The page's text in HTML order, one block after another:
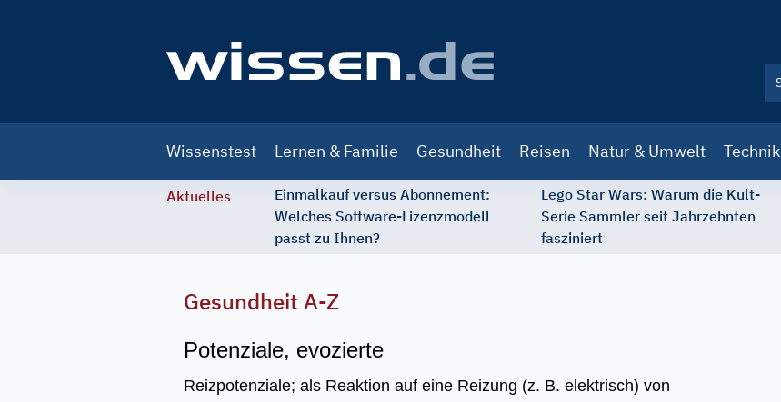
navigation
Wissenstest Lernen & Familie Gesundheit Reisen Natur & Umwelt Technik
Aktuelles
Einmalkauf versus Abonnement:
Welches Software-Lizenzmodell
passt zu Ihnen?
Lego Star Wars: Warum die Kult-
Serie Sammler seit Jahrzehnten
fasziniert
Gesundheit A-Z
Potenziale, evozierte
Reizpotenziale; als Reaktion auf eine Reizung (z. B. elektrisch) von